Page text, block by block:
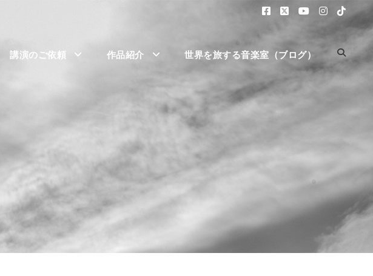
講演のご依頼 作品紹介 世界を旅する音楽室（ブログ）